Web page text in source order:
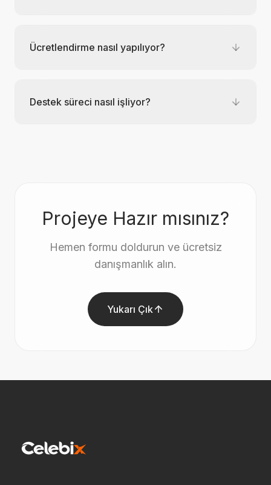
Ücretlendirme nasıl yapılıyor?
Destek süreci nasıl işliyor?
Projeye Hazır mısınız?
Hemen formu doldurun ve ücretsiz
danışmanlık alın.
Yukarı Çık